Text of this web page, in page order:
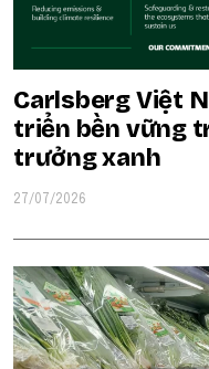
Carlsberg Việt
triển bền vững
trưởng xanh
27/07/2026